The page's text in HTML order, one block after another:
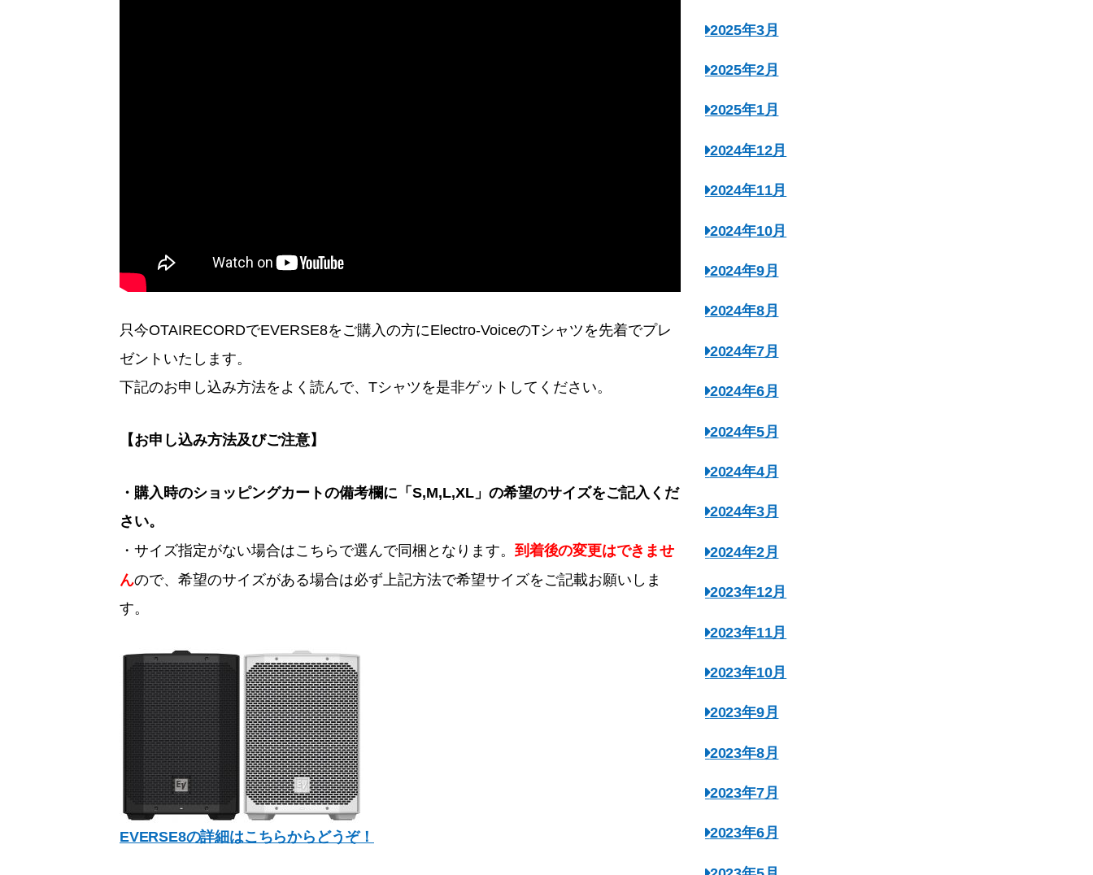
只今OTAIRECORDでEVERSE8をご購入の方にElectro-VoiceのTシャツを先着でプレ
ゼントいたします。
下記のお申し込み方法をよく読んで、Tシャツを是非ゲットしてください。
【お申し込み方法及びご注意】
・購入時のショッピングカートの備考欄に「S,M,L,XL」の希望のサイズをご記入くだ
さい。
・サイズ指定がない場合はこちらで選んで同梱となります。 到着後の変更はできませ
んので、希望のサイズがある場合は必ず上記方法で希望サイズをご記載お願いしま
す。
EVERSE8の詳細はこちらからどうぞ！
2025年3月
2025年2月
2025年1月
2024年12月
2024年11月
2024年10月
2024年9月
2024年8月
2024年7月
2024年6月
2024年5月
2024年4月
2024年3月
2024年2月
2023年12月
2023年11月
2023年10月
2023年9月
2023年8月
2023年7月
2023年6月